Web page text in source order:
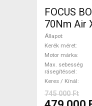
FOCUS
70Nm Air
29" elöl
használt
Állapot
Kerék méret
Motor márka
Max. sebesség
rásegítéssel
Keres / Kínál
745 000 Ft